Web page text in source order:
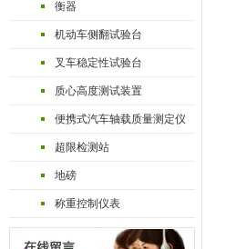
衡器
机动车侧翻试验台
叉车稳定性试验台
质心高度测试装置
便携式汽车轴载质量测定仪
超限检测站
地磅
称重控制仪表